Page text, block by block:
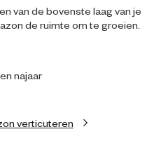
van de bovenste laag van je
de ruimte om te groeien.
najaar
verticuteren